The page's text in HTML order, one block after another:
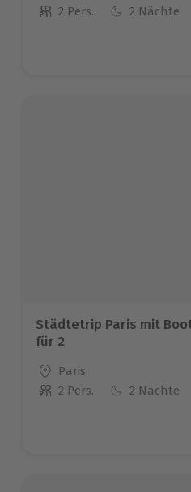
Anzahl der Teilnehmer
2 Pers. 2 Nächte
Städtetrip Paris mit
für 2
Standort
Paris
Anzahl der Teilnehmer
2 Pers. 2 Nächte